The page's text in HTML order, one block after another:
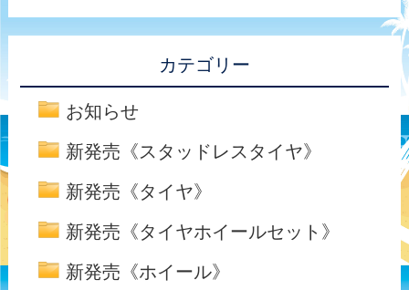
カテゴリー
お知らせ
新発売《スタッドレスタイヤ》
新発売《タイヤ》
新発売《タイヤホイールセット》
新発売《ホイール》